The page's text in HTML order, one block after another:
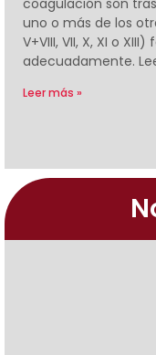
uno o más de los
V+VIII, VII, X, XI o
adecuadamente.
Leer más »